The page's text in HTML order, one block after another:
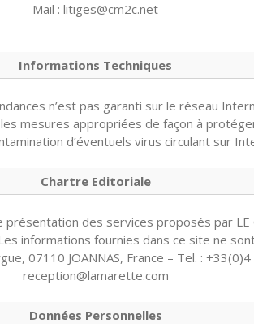
Mail : litiges@cm2c.net
Informations Techniques
n’est pas garanti sur le réseau
mesures appropriées de façon à
d’éventuels virus circulant sur
Chartre Editoriale
des services proposés par LE
informations fournies dans ce site ne
07110 JOANNAS, France – Tel. :
reception@lamarette.com
Données Personnelles